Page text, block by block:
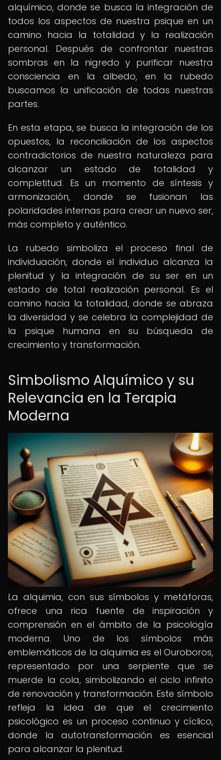
alquímico, donde se busca la integración de
todos los aspectos de nuestra psique en un
camino hacia la totalidad y la realización
personal. Después de confrontar nuestras
sombras en la nigredo y purificar nuestra
consciencia en la albedo, en la rubedo
buscamos la unificación de todas nuestras
partes.
En esta etapa, se busca la integración de los
opuestos, la reconciliación de los aspectos
contradictorios de nuestra naturaleza para
alcanzar un estado de totalidad y
completitud. Es un momento de síntesis y
armonización, donde se fusionan las
polaridades internas para crear un nuevo ser,
más completo y auténtico.
La rubedo simboliza el proceso final de
individuación, donde el individuo alcanza la
plenitud y la integración de su ser en un
estado de total realización personal. Es el
camino hacia la totalidad, donde se abraza
la diversidad y se celebra la complejidad de
la psique humana en su búsqueda de
crecimiento y transformación.
Simbolismo Alquímico y su
Relevancia en la Terapia
Moderna
La alquimia, con sus símbolos y metáforas,
ofrece una rica fuente de inspiración y
comprensión en el ámbito de la psicología
moderna. Uno de los símbolos más
emblemáticos de la alquimia es el Ouroboros,
representado por una serpiente que se
muerde la cola, simbolizando el ciclo infinito
de renovación y transformación. Este símbolo
refleja la idea de que el crecimiento
psicológico es un proceso continuo y cíclico,
donde la autotransformación es esencial
para alcanzar la plenitud.